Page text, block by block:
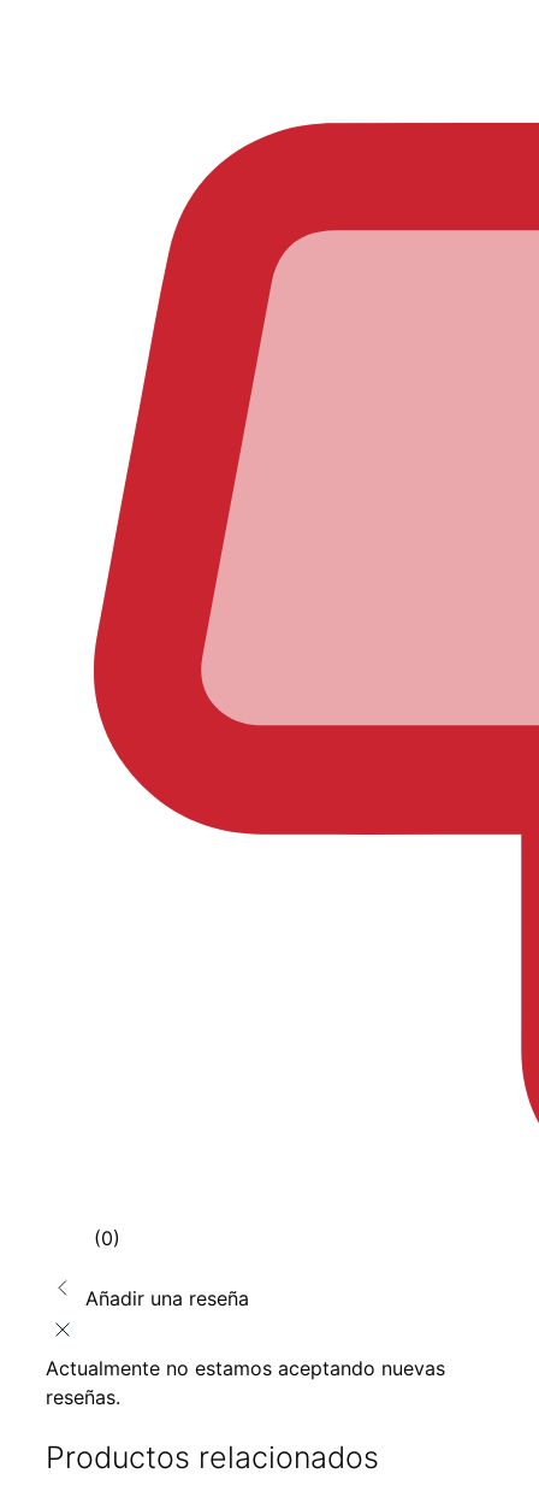
(0)
Añadir una reseña
Actualmente no estamos aceptando nuevas
reseñas.
Productos relacionados